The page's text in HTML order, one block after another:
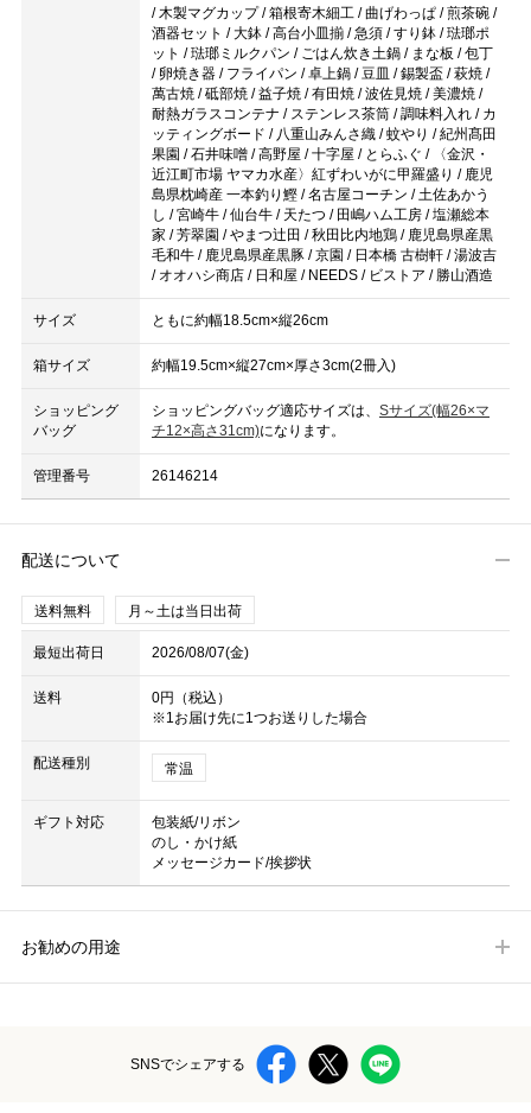
/ 木製マグカップ / 箱根寄木細工 / 曲げわっぱ / 煎茶碗 /
酒器セット / 大鉢 / 高台小皿揃 / 急須 / すり鉢 / 琺瑯ポ
ット / 琺瑯ミルクパン / ごはん炊き土鍋 / まな板 / 包丁
/ 卵焼き器 / フライパン / 卓上鍋 / 豆皿 / 錫製盃 / 萩焼 /
萬古焼 / 砥部焼 / 益子焼 / 有田焼 / 波佐見焼 / 美濃焼 /
耐熱ガラスコンテナ / ステンレス茶筒 / 調味料入れ / カ
ッティングボード / 八重山みんさ織 / 蚊やり / 紀州髙田
果園 / 石井味噌 / 高野屋 / 十字屋 / とらふぐ / 〈金沢・
近江町市場 ヤマカ水産〉紅ずわいがに甲羅盛り / 鹿児
島県枕崎産 一本釣り鰹 / 名古屋コーチン / 土佐あかう
し / 宮崎牛 / 仙台牛 / 天たつ / 田嶋ハム工房 / 塩瀬総本
家 / 芳翠園 / やまつ辻田 / 秋田比内地鶏 / 鹿児島県産黒
毛和牛 / 鹿児島県産黒豚 / 京園 / 日本橋 古樹軒 / 湯波吉
/ オオハシ商店 / 日和屋 / NEEDS / ビストア / 勝山酒造
サイズ ともに約幅18.5cm×縦26cm
箱サイズ 約幅19.5cm×縦27cm×厚さ3cm(2冊入)
ショッピング
バッグ
ショッピングバッグ適応サイズは、 Sサイズ(幅26×マ
チ12×高さ31cm)になります。
管理番号 26146214
配送について
送料無料 月～土は当日出荷
最短出荷日 2026/08/07(金)
送料
0円（税込）
※1お届け先に1つお送りした場合
配送種別 常温
ギフト対応
包装紙/リボン
のし・かけ紙
メッセージカード/挨拶状
お勧めの用途
SNSでシェアする